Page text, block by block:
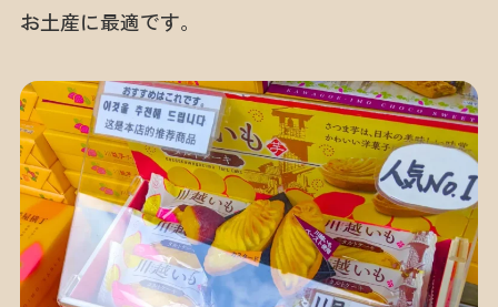
お土産に最適です。